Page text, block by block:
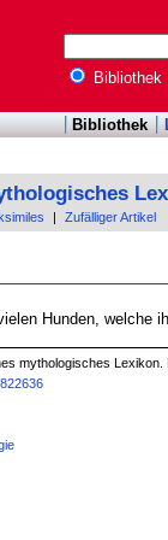
Bibliothek
Bibliothek
Zufälliger Artikel
Hunden, welche
mythologisches Lexikon.